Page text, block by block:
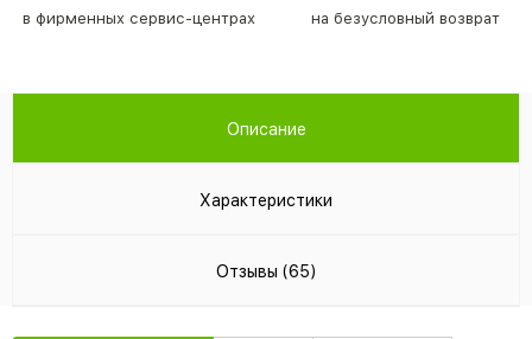
в фирменных сервис-центрах на безусловный возврат
Описание
Характеристики
Отзывы (65)